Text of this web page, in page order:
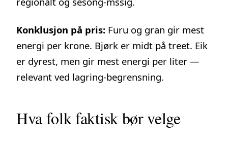
Konklusjon på pris: Furu og gran gir mest
energi per krone. Bjørk er midt på treet. Eik
er dyrest, men gir mest energi per liter —
relevant ved lagring-begrensning.
Hva folk faktisk bør velge